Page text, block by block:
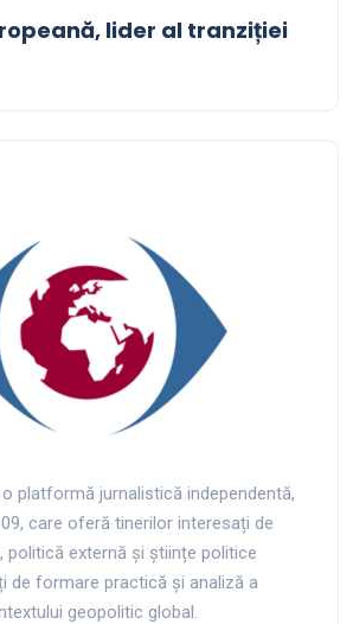
lider al tranziției
platformă jurnalistică independentă,
care oferă tinerilor interesați de
politică externă și științe politice
de formare practică și analiză a
geopolitic global.